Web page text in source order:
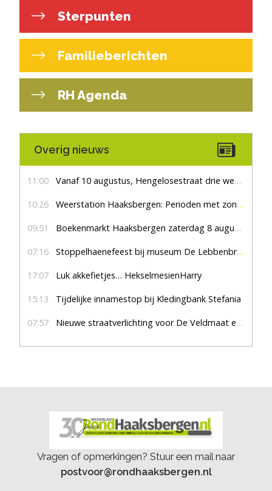
Sterpunten
Familieberichten
RH Agenda
Overig nieuws
11:00 Vanaf 10 augustus, Hengelosestraat drie weken dicht voor doorgaand verkeer
10:26 Weerstation Haaksbergen: Perioden met zon en droog
09:51 Boekenmarkt Haaksbergen zaterdag 8 augustus, marktplein Haaksbergen
07:16 Stoppelhaenefeest bij museum De Lebbenbrugge
17:07 Luk akkefietjes… HekselmesienHarry
15:13 Tijdelijke innamestop bij Kledingbank Stefania
07:57 Nieuwe straatverlichting voor De Veldmaat en De Pas
Vragen of opmerkingen? Stuur een mail naar
postvoor@rondhaaksbergen.nl